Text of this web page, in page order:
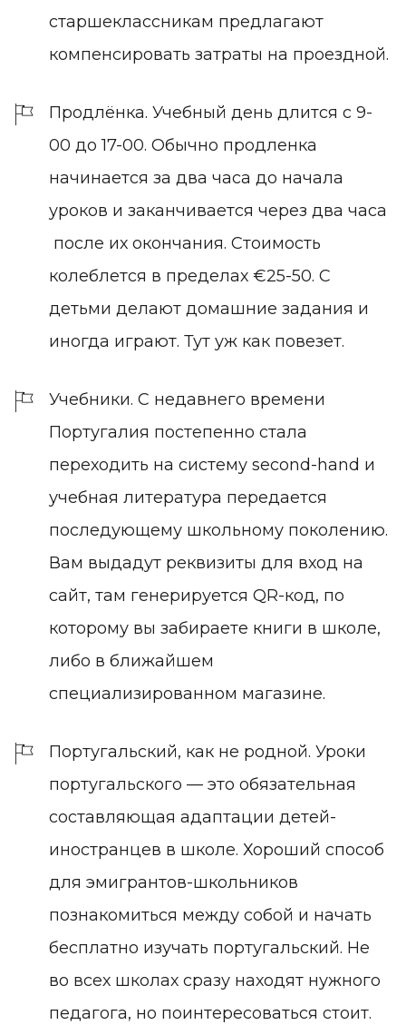
старшеклассникам предлагают
компенсировать затраты на проездной.
Продлёнка. Учебный день длится с 9-
00 до 17-00. Обычно продленка
начинается за два часа до начала
уроков и заканчивается через два часа
после их окончания. Стоимость
колеблется в пределах €25-50. С
детьми делают домашние задания и
иногда играют. Тут уж как повезет.
Учебники. С недавнего времени
Португалия постепенно стала
переходить на систему second-hand и
учебная литература передается
последующему школьному поколению.
Вам выдадут реквизиты для вход на
сайт, там генерируется QR-код, по
которому вы забираете книги в школе,
либо в ближайшем
специализированном магазине.
Португальский, как не родной. Уроки
португальского — это обязательная
составляющая адаптации детей-
иностранцев в школе. Хороший способ
для эмигрантов-школьников
познакомиться между собой и начать
бесплатно изучать португальский. Не
во всех школах сразу находят нужного
педагога, но поинтересоваться стоит.